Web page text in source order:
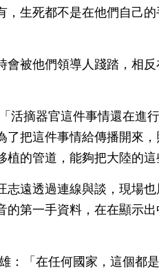
，生死都不是在他們自己
會被他們領導人踐踏，相
活摘器官這件事情還在進
了把這件事情給傳播開來
的管道，能夠把大陸的這
志遠透過連線與談，現場
的第一手資料，在在顯示
：「在任何國家，這個都